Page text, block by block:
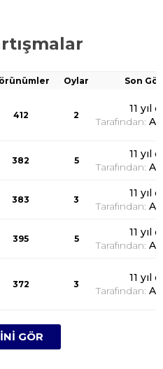
Oylar Son
412 2
11 yıl
Tarafından:
382 5
11 yıl
Tarafından:
383 3
11 yıl
Tarafından:
395 5
11 yıl
Tarafından:
372 3
11 yıl
Tarafından:
GÖR